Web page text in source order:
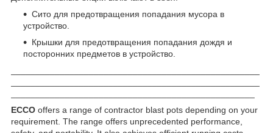
Сито для предотвращения попадания мусора в
устройство.
Крышки для предотвращения попадания дождя и
посторонних предметов в устройство.
ECCO offers a range of contractor blast pots depending on your
requirement. The range offers unprecedented performance,